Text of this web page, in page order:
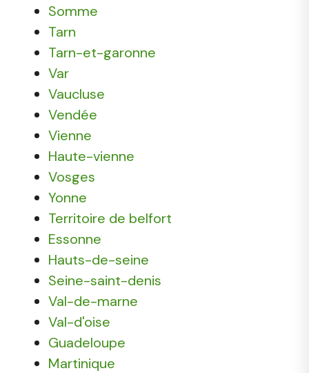
Somme
Tarn
Tarn-et-garonne
Var
Vaucluse
Vendée
Vienne
Haute-vienne
Vosges
Yonne
Territoire de belfort
Essonne
Hauts-de-seine
Seine-saint-denis
Val-de-marne
Val-d'oise
Guadeloupe
Martinique